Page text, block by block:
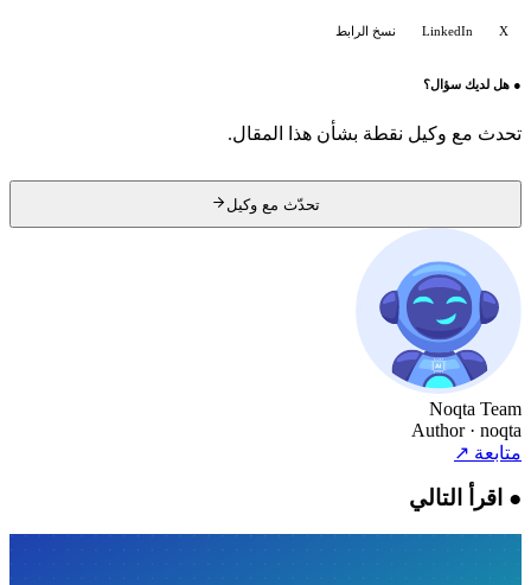
LinkedIn نسخ الرابط
●هل لديك سؤال؟
تحدث مع وكيل نقطة بشأن هذا المقال.
تحدّث مع وكيل
Noqta Team
Author · noqta
متابعة↗
●اقرأ التالي